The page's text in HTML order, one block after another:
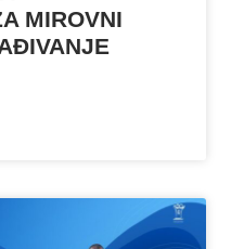
MIROVNI